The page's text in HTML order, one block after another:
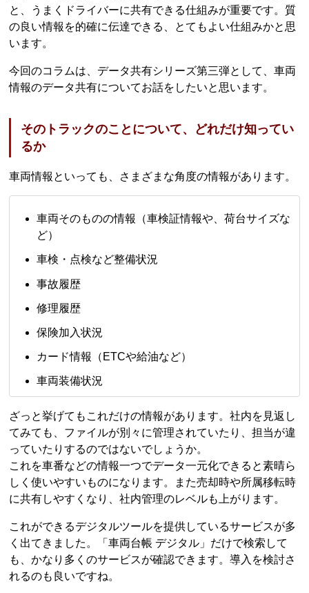
と、うまくドライバーに共有できる仕組みが重要です。質
の良い情報を的確に伝達できる、とてもよい仕組みかと思
います。
今回のコラムは、データ共有シリーズ第三弾として、車両
情報のデータ共有についてお話をしたいと思います。
そのトラックのことについて、どれだけ知ってい
るか
車両情報といっても、さまざまな角度の情報があります。
車両そのものの情報（車検証情報や、荷台サイズな
ど）
車検・点検など整備状況
事故履歴
修理履歴
保険加入状況
カード情報（ETCや給油など）
車両装備状況
ざっと挙げてもこれだけの情報があります。社内を見返し
てみても、ファイルが別々に管理されていたり、担当が違
っていたりするのではないでしょうか。
これを車番などの情報一つでデータ一元化できると素晴ら
しく使いやすいものになります。また売却時や所属移転時
に共有しやすくなり、社内管理のレベルも上がります。
これができるデジタルツールを提供しているサービスが多
く出てきました。「車両台帳 デジタル」だけで検索して
も、かなり多くのサービスが確認できます。導入を検討さ
れるのも良いですね。